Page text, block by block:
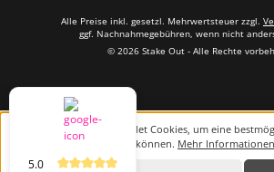
5.0
Alle Preise inkl. gesetzl. Mehrwertsteuer zzgl.
ggf. Nachnahmegebühren, wenn nicht
© 2026 Stake Out - Alle Rechte
Diese Website verwendet Cookies, um eine
zu können. Mehr